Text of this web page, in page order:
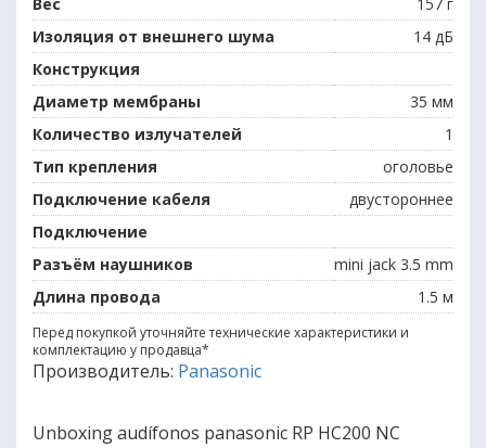
Изоляция от внешнего шума
14 дБ
Конструкция
Диаметр мембраны
35 мм
Количество излучателей
1
Тип крепления
оголовье
Подключение кабеля
двустороннее
Подключение
Разъём наушников
mini jack 3.5 mm
Длина провода
1.5 м
Перед покупкой уточняйте технические характеристики и
комплектацию у продавца*
Производитель: Panasonic
Unboxing audífonos panasonic RP HC200 NC